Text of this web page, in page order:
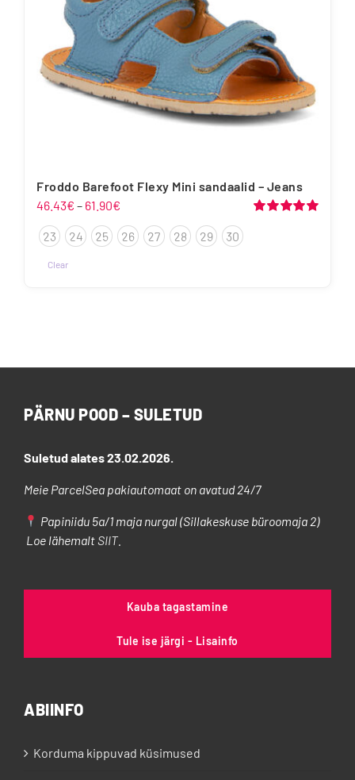
Froddo Barefoot Flexy Mini sandaalid – Jeans
46.43€ – 61.90€
46.43€
kuni
23 24 25 26 27 28 29 30
Clear
teha
PÄRNU POOD – SULETUD
Suletud alates 23.02.2026.
Meie ParcelSea pakiautomaat on avatud 24/7
Papiniidu 5a/1 maja nurgal (Sillakeskuse büroomaja 2)
Loe lähemaltSIIT.
Kauba tagastamine
Tule ise järgi - Lisainfo
ABIINFO
Korduma kippuvad küsimused